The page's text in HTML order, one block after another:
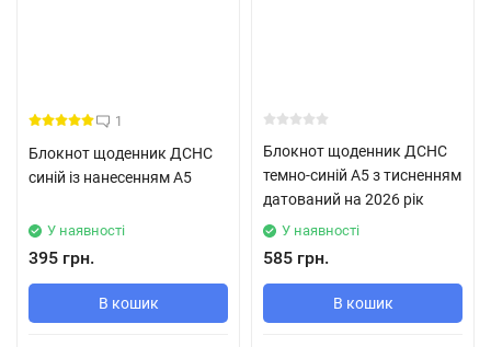
1
Блокнот щоденник ДСНС
синій із нанесенням А5
У наявності
395 грн.
В кошик
Блокнот щоденник ДСНС
темно-синій А5 з тисненням
датований на 2026 рік
У наявності
585 грн.
В кошик